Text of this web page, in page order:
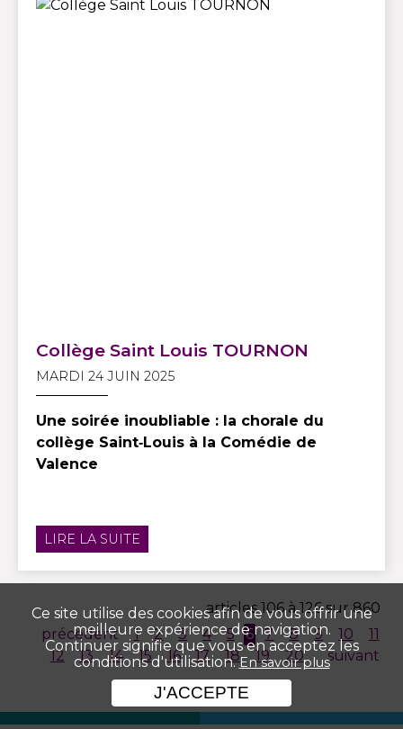
Collège Saint Louis TOURNON
MARDI 24 JUIN 2025
Une soirée inoubliable : la chorale du
collège Saint‑Louis à la Comédie de
Valence
LIRE LA SUITE
articles 106 à 126 sur 860
précédent
1 2 3 4 5 6 7 8 9 10
11
12
13 14 15 16 17 18 19 20 ...suivant
Ce site utilise des cookies afin de vous offrir une
meilleure expérience de navigation.
Continuer signifie que vous en acceptez les
conditions d'utilisation.En savoir plus
J'ACCEPTE